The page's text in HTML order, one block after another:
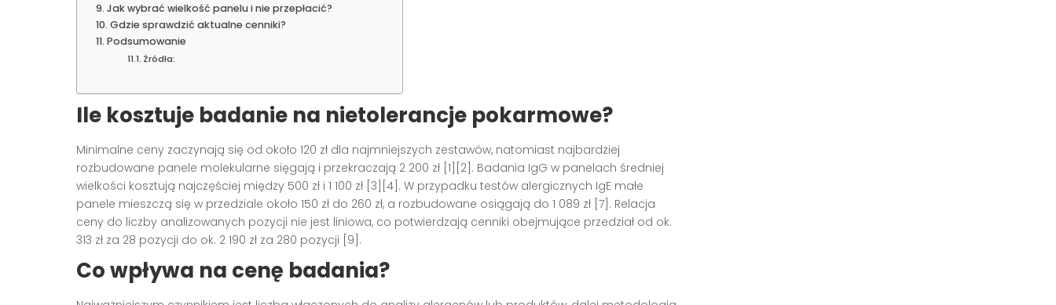
Jak wybrać wielkość panelu i nie przepłacić?
Gdzie sprawdzić aktualne cenniki?
Podsumowanie
Źródła:
Ile kosztuje badanie na nietolerancje pokarmowe?
Minimalne ceny zaczynają się od około 120 zł dla najmniejszych zestawów, natomiast najbardziej
rozbudowane panele molekularne sięgają i przekraczają 2 200 zł [1][2]. Badania IgG w panelach średniej
wielkości kosztują najczęściej między 500 zł i 1 100 zł [3][4]. W przypadku testów alergicznych IgE małe
panele mieszczą się w przedziale około 150 zł do 260 zł, a rozbudowane osiągają do 1 089 zł [7]. Relacja
ceny do liczby analizowanych pozycji nie jest liniowa, co potwierdzają cenniki obejmujące przedział od ok.
313 zł za 28 pozycji do ok. 2 190 zł za 280 pozycji [9].
Co wpływa na cenę badania?